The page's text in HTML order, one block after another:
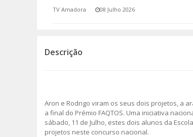
TV Amadora 08 Julho 2026
Descrição
Aron e Rodrigo viram os seus dois projetos, a
a final do Prémio FAQTOS. Uma iniciativa
sábado, 11 de Julho, estes dois alunos da
projetos neste concurso nacional.